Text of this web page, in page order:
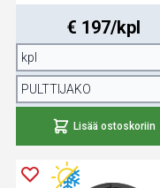
€ 197/kpl
Lisää ostoskoriin